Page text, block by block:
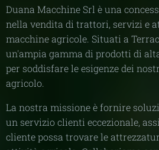
Duana Macchine Srl è una
nella vendita di trattori, servizi e
macchine agricole. Situati a
un'ampia gamma di prodotti di
per soddisfare le esigenze dei
agricolo.
La nostra missione è fornire
un servizio clienti eccezionale,
cliente possa trovare le